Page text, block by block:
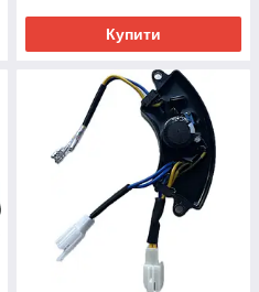
Купити